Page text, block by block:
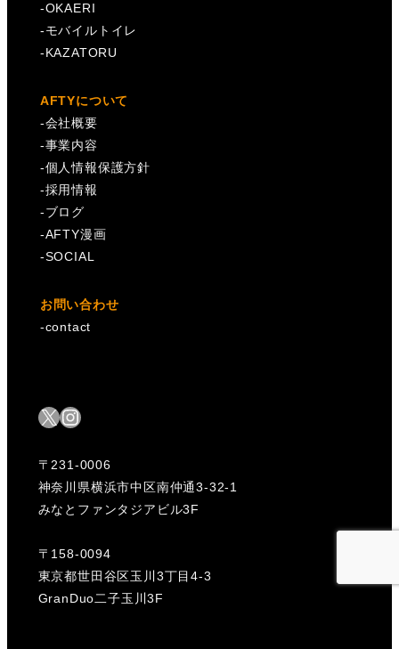
-OKAERI
-モバイルトイレ
-KAZATORU
AFTYについて
-会社概要
-事業内容
-個人情報保護方針
-採用情報
-ブログ
-AFTY漫画
-SOCIAL
お問い合わせ
-contact
X Instagram
〒231-0006
神奈川県横浜市中区南仲通3-32-1
みなとファンタジアビル3F
〒158-0094
東京都世田谷区玉川3丁目4-3
GranDuo二子玉川3F